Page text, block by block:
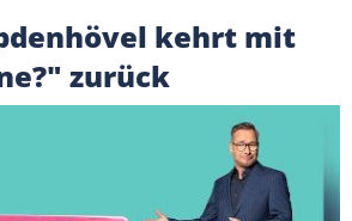
kehrt mit
zurück